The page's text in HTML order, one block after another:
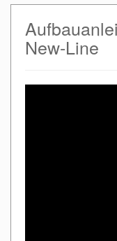
New-Line